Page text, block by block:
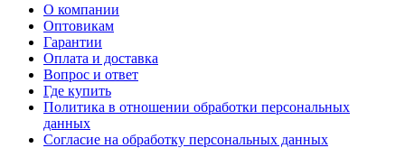
О компании
Оптовикам
Гарантии
Оплата и доставка
Вопрос и ответ
Где купить
Политика в отношении обработки персональных
данных
Согласие на обработку персональных данных